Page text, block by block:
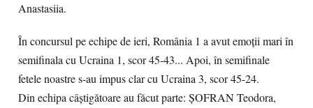
Anastasiia.
În concursul pe echipe de ieri, România 1 a avut emoții mari în
semifinala cu Ucraina 1, scor 45-43... Apoi, în semifinale
fetele noastre s-au impus clar cu Ucraina 3, scor 45-24.
Din echipa câștigătoare au făcut parte: ȘOFRAN Teodora,